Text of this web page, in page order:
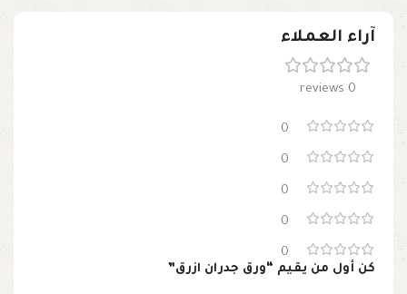
آراء العملاء
0 reviews
0
0
0
0
0
كن أول من يقيم “ورق جدران ازرق”